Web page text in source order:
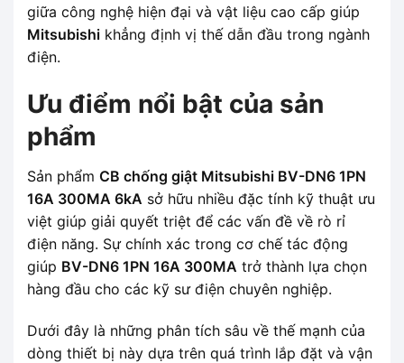
giữa công nghệ hiện đại và vật liệu cao cấp giúp
Mitsubishi khẳng định vị thế dẫn đầu trong ngành
điện.
Ưu điểm nổi bật của sản
phẩm
Sản phẩm CB chống giật Mitsubishi BV-DN6 1PN
16A 300MA 6kA sở hữu nhiều đặc tính kỹ thuật ưu
việt giúp giải quyết triệt để các vấn đề về rò rỉ
điện năng. Sự chính xác trong cơ chế tác động
giúp BV-DN6 1PN 16A 300MA trở thành lựa chọn
hàng đầu cho các kỹ sư điện chuyên nghiệp.
Dưới đây là những phân tích sâu về thế mạnh của
dòng thiết bị này dựa trên quá trình lắp đặt và vận